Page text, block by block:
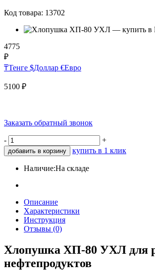
Код товара: 13702
4775
₽
₸Тенге $Доллар €Евро
5100 ₽
Заказать обратный звонок
- +
добавить в корзину купить в 1 клик
Наличие:На складе
Описание
Характеристики
Инструкция
Отзывы (0)
Хлопушка ХП-80 УХЛ для
нефтепродуктов